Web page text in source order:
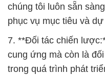
chúng tôi luôn sẵn
phục vụ mục tiêu và
7. **Đối tác chiến
cung ứng mà còn là
trong quá trình phát